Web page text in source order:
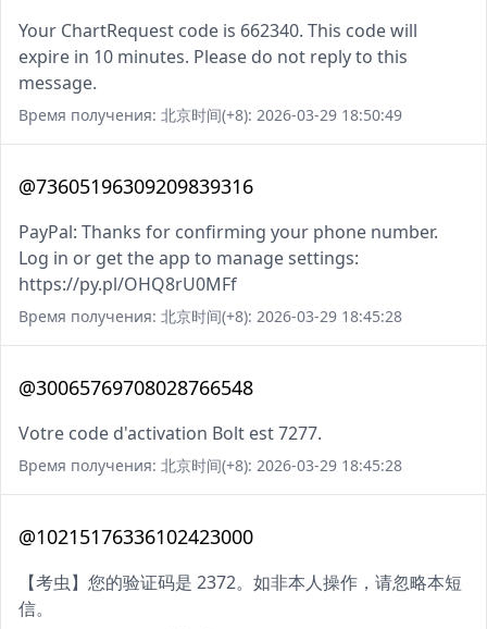
Your ChartRequest code is 662340. This code will
expire in 10 minutes. Please do not reply to this
message.
Время получения: 北京时间(+8): 2026-03-29 18:50:49
@73605196309209839316
PayPal: Thanks for confirming your phone number.
Log in or get the app to manage settings:
https://py.pl/OHQ8rU0MFf
Время получения: 北京时间(+8): 2026-03-29 18:45:28
@30065769708028766548
Votre code d'activation Bolt est 7277.
Время получения: 北京时间(+8): 2026-03-29 18:45:28
@10215176336102423000
【考虫】您的验证码是 2372。如非本人操作，请忽略本短
信。